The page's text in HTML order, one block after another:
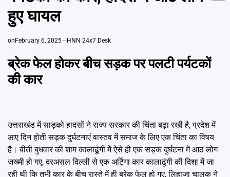
हुए घायल
onFebruary 6, 2025 HNN 24x7 Desk
ब्रेक फेल होकर बीच सड़क पर पलटी पर्यटकों
की कार
उत्तराखंड में साड़को हादसों ने राज्य सरकार की चिंता बढ़ा रखी है, प्रदेश में
आए दिन होती सड़क दुर्घटनाएं वास्तव में समाज के लिए एक चिंता का विषय
है। बीती बुधवार की शाम कालाढूंगी में ऐसे ही एक सड़क दुर्घटना में आठ लोग
जख्मी हो गए, दरअसल दिल्ली से एक अर्टिगा कार कालाढूंगी की दिशा में जा
रही थी कि तभी कार के बीच रास्ते में ही ब्रेक फेल हो गए, लिहाजा चालक ने